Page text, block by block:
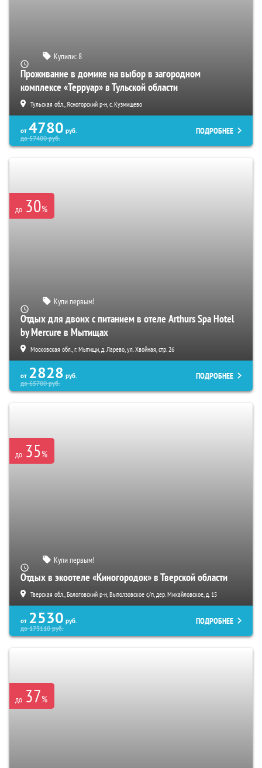
Купили: 8
Проживание в домике на выбор в загородном
комплексе «Терруар» в Тульской области
Тульская обл., Ясногорский р-н, с. Кузмищево
от 4780 руб.
до57400руб.
ПОДРОБНЕЕ
до 30%
Купи первым!
Отдых для двоих с питанием в отеле Arthurs Spa Hotel
by Mercure в Мытищах
Московская обл., г. Мытищи, д. Ларево, ул. Хвойная, стр. 26
от 2828 руб.
до65700руб.
ПОДРОБНЕЕ
до 35%
Купи первым!
Отдых в экоотеле «Киногородок» в Тверской области
Тверская обл., Бологовский р-н, Выползовское с/п, дер. Михайловское, д. 15
от 2530 руб.
до173110руб.
ПОДРОБНЕЕ
до 37%